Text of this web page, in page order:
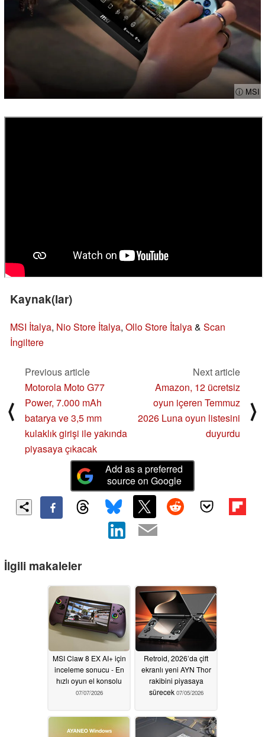
ⓘ MSI
Kaynak(lar)
MSI İtalya, Nio Store İtalya, Ollo Store İtalya& Scan
İngiltere
⟨
Previous article
Motorola Moto G77
Power, 7.000 mAh
batarya ve 3,5 mm
kulaklık girişi ile yakında
piyasaya çıkacak
Next article
Amazon, 12 ücretsiz
oyun içeren Temmuz
2026 Luna oyun listesini
duyurdu
⟩
Add as a preferred
source on Google
İlgili makaleler
MSI Claw 8 EX AI+ için
inceleme sonucu - En
hızlı oyun el konsolu
07/07/2026
Retroid, 2026’da çift
ekranlı yeni AYN Thor
rakibini piyasaya
sürecek 07/05/2026